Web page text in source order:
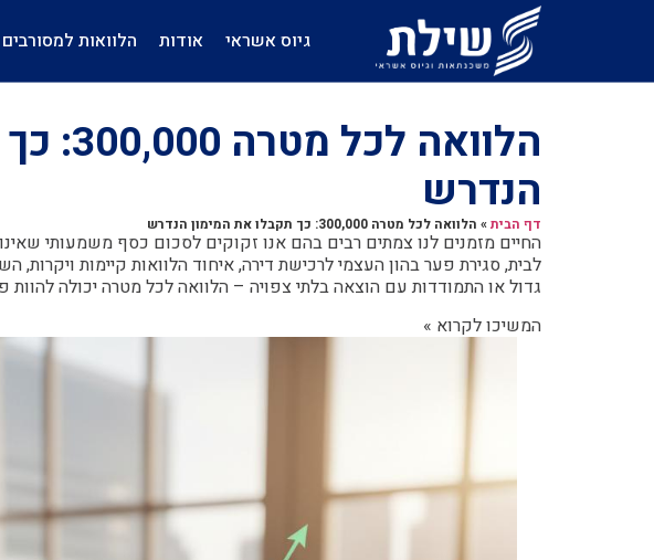
גיוס אשראי אודות הלוואות למסורבים
הנדרש
דף הבית» הלוואה לכל מטרה 300,000: כך תקבלו את המימון הנדרש
החיים מזמנים לנו צמתים רבים בהם אנו זקוקים לסכום כסף משמעותי
לבית, סגירת פער בהון העצמי לרכישת דירה, איחוד הלוואות קיימות
גדול או התמודדות עם הוצאה בלתי צפויה – הלוואה לכל מטרה יכולה להוות
המשיכו לקרוא »